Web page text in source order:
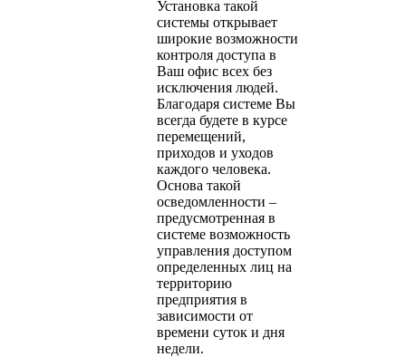
Установка такой
системы открывает
широкие возможности
контроля доступа в
Ваш офис всех без
исключения людей.
Благодаря системе Вы
всегда будете в курсе
перемещений,
приходов и уходов
каждого человека.
Основа такой
осведомленности –
предусмотренная в
системе возможность
управления доступом
определенных лиц на
территорию
предприятия в
зависимости от
времени суток и дня
недели.